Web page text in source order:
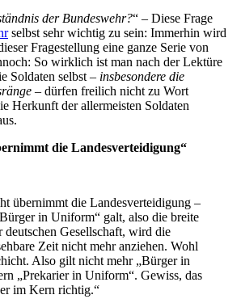
der Bundeswehr?“ – Diese Frage
selbst sehr wichtig zu sein: Immerhin wird
Fragestellung eine ganze Serie von
So wirklich ist man nach der Lektüre
Soldaten selbst – insbesondere die
– dürfen freilich nicht zu Wort
Herkunft der allermeisten Soldaten
die Landesverteidigung“
übernimmt die Landesverteidigung –
in Uniform“ galt, also die breite
deutschen Gesellschaft, wird die
Zeit nicht mehr anziehen. Wohl
Also gilt nicht mehr „Bürger in
„Prekarier in Uniform“. Gewiss, das
im Kern richtig.“